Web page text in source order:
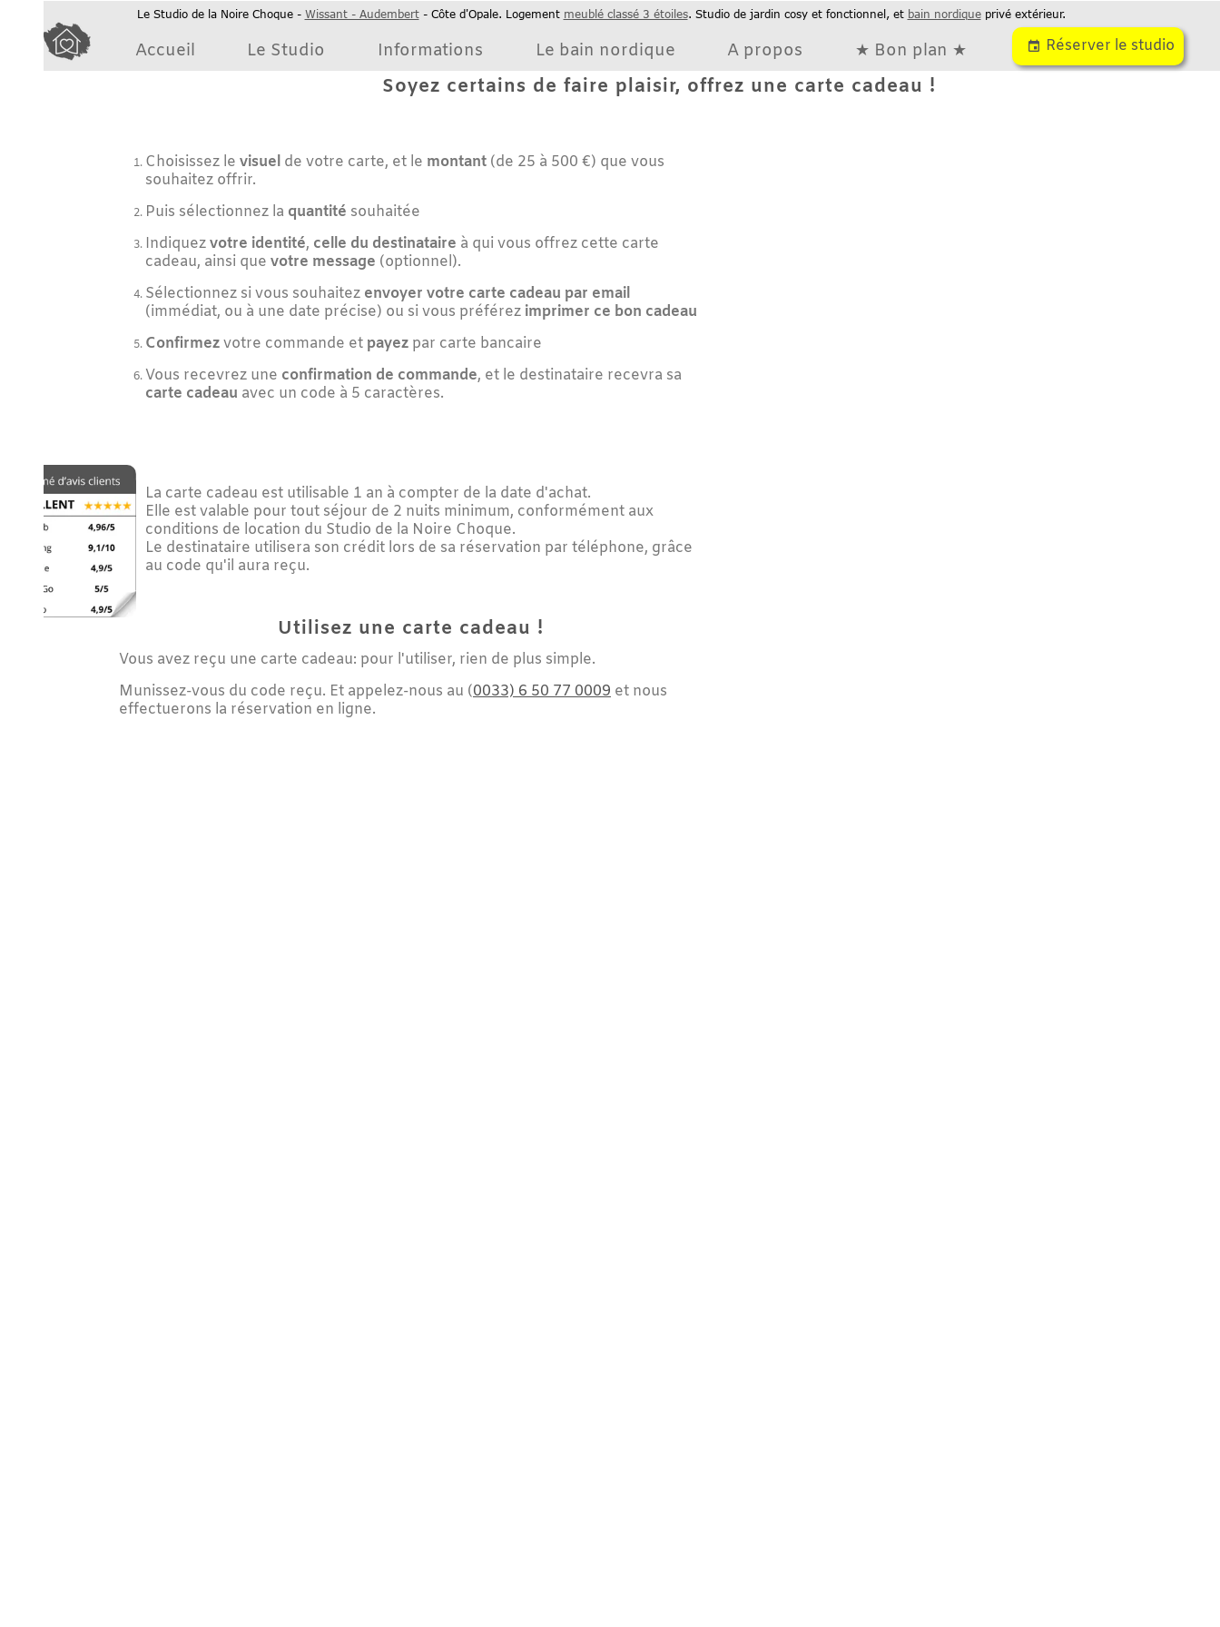
Accueil Le Studio Informations Le bain nordique A propos ★ Bon plan ★
Le Studio de la Noire Choque -Wissant - Audembert- Côte d'Opale. Logementmeublé classé 3 étoiles. Studio de jardin cosy et fonctionnel, etbain nordiqueprivé extérieur.
Réserver le studio
oyez certains de faire plaisir, offrez une carte cadeau !
Choisissez levisuelde votre carte, et lemontant(de 25 à 500 €) que vous
souhaitez offrir.
Puis sélectionnez laquantitésouhaitée
Indiquezvotre identité,celle du destinataireà qui vous offrez cette carte
cadeau, ainsi quevotre message(optionnel).
Sélectionnez si vous souhaitezenvoyer votre carte cadeau par email
(immédiat, ou à une date précise) ou si vous préférezimprimer ce bon cadeau
Confirmezvotre commande etpayezpar carte bancaire
Vous recevrez uneconfirmation de commande, et le destinataire recevra sa
carte cadeauavec un code à 5 caractères.
La carte cadeau est utilisable 1 an à compter de la date d'achat.
Elle est valable pour tout séjour de 2 nuits minimum, conformément aux
conditions de location du Studio de la Noire Choque.
Le destinataire utilisera son crédit lors de sa réservation par téléphone, grâce
au code qu'il aura reçu.
Utilisez une carte cadeau !
Vous avez reçu une carte cadeau: pour l'utiliser, rien de plus simple.
Munissez-vous du code reçu. Et appelez-nous au (0033) 6 50 77 0009et nous
effectuerons la réservation en ligne.